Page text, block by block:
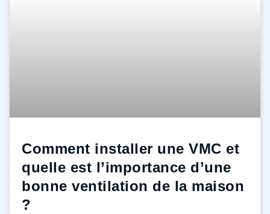
Comment installer une VMC et
quelle est l’importance d’une
bonne ventilation de la maison
?